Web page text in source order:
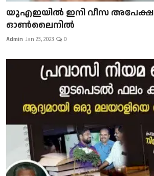
യുഎഇയിൽ ഇനി വീസ അപേക്ഷ
ഓൺലൈനിൽ
Admin Jan 23, 2023 0